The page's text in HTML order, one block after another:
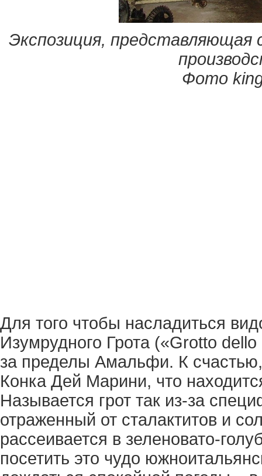
Экспозиция, представляющая
Фото
Для того чтобы насладиться
Изумрудного Грота («Grotto
за пределы Амальфи. К
Конка Дей Марини, что
Называется грот так из-за
отраженный от сталактитов и
рассеивается в зеленовато-
посетить это чудо